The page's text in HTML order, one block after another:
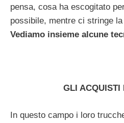
pensa, cosa ha escogitato
possibile, mentre ci stringe
Vediamo insieme alcune
GLI ACQUISTI
In questo campo i loro